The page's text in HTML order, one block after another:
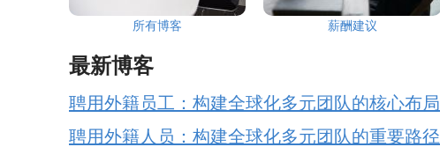
所有博客 薪酬建议
最新博客
聘用外籍员工：构建全球化多元团队的核心布局
聘用外籍人员：构建全球化多元团队的重要路径